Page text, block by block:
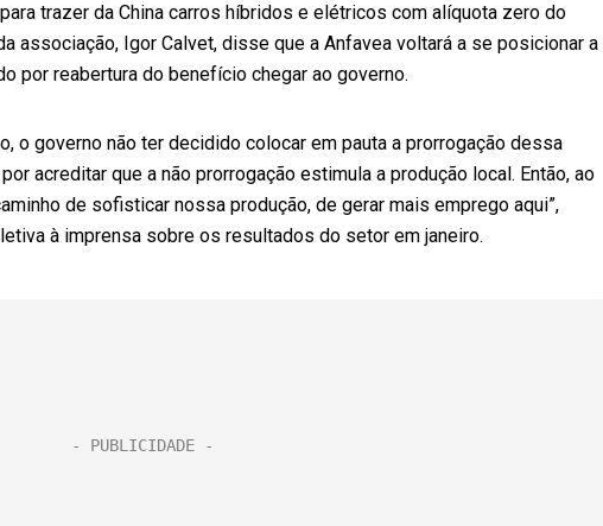
trazer da China carros híbridos e elétricos com alíquota zero do
associação, Igor Calvet, disse que a Anfavea voltará a se posicionar a
por reabertura do benefício chegar ao governo.
o governo não ter decidido colocar em pauta a prorrogação dessa
acreditar que a não prorrogação estimula a produção local. Então, ao
de sofisticar nossa produção, de gerar mais emprego aqui”,
à imprensa sobre os resultados do setor em janeiro.